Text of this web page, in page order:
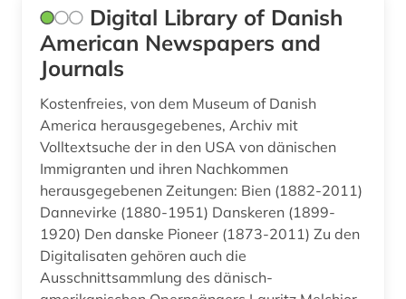
indigenes volk (1)
indikator (1)
indochina (1)
indonesien (1)
industriedesign (1)
industriefilm (1)
ingenieurwissenschaften (3)
Digital Library of Danish
American Newspapers and
Journals
Kostenfreies, von dem Museum of Danish
America herausgegebenes, Archiv mit
Volltextsuche der in den USA von dänischen
Immigranten und ihren Nachkommen
herausgegebenen Zeitungen: Bien (1882-2011)
Dannevirke (1880-1951) Danskeren (1899-
1920) Den danske Pioneer (1873-2011) Zu den
Digitalisaten gehören auch die
Ausschnittsammlung des dänisch-